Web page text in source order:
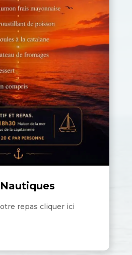
repas cliquer ici